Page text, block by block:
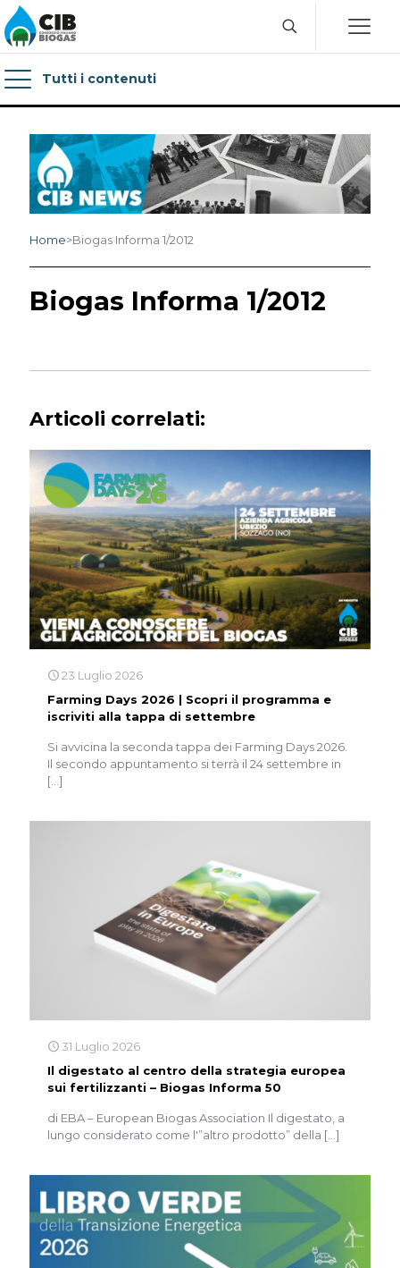
Tutti i contenuti
Home>Biogas Informa 1/2012
Biogas Informa 1/2012
Articoli correlati:
23 Luglio 2026
Farming Days 2026 | Scopri il programma e
iscriviti alla tappa di settembre
Si avvicina la seconda tappa dei Farming Days 2026.
Il secondo appuntamento si terrà il 24 settembre in
[…]
31 Luglio 2026
Il digestato al centro della strategia europea
sui fertilizzanti – Biogas Informa 50
di EBA – European Biogas Association Il digestato, a
lungo considerato come l'”altro prodotto” della […]